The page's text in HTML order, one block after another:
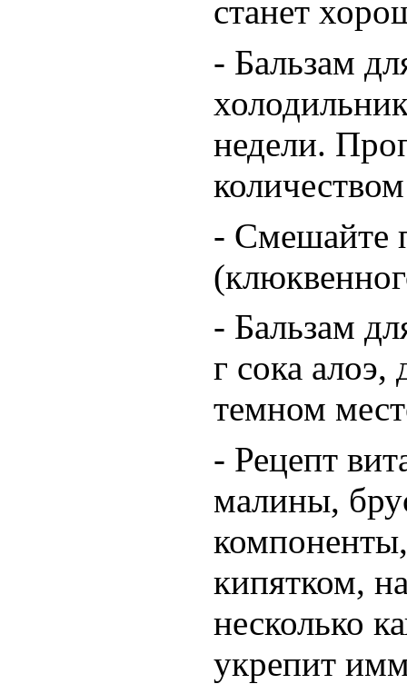
станет
- Бальзам
недели.
- Смешайте
- Бальзам
г сока
темном
- Рецепт
малины,
кипятком,
несколько
укрепит